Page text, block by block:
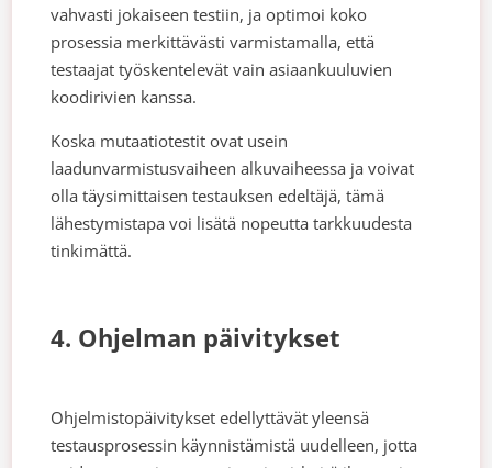
vahvasti jokaiseen testiin, ja optimoi koko
prosessia merkittävästi varmistamalla, että
testaajat työskentelevät vain asiaankuuluvien
koodirivien kanssa.
Koska mutaatiotestit ovat usein
laadunvarmistusvaiheen alkuvaiheessa ja voivat
olla täysimittaisen testauksen edeltäjä, tämä
lähestymistapa voi lisätä nopeutta tarkkuudesta
tinkimättä.
4. Ohjelman päivitykset
Ohjelmistopäivitykset edellyttävät yleensä
testausprosessin käynnistämistä uudelleen, jotta